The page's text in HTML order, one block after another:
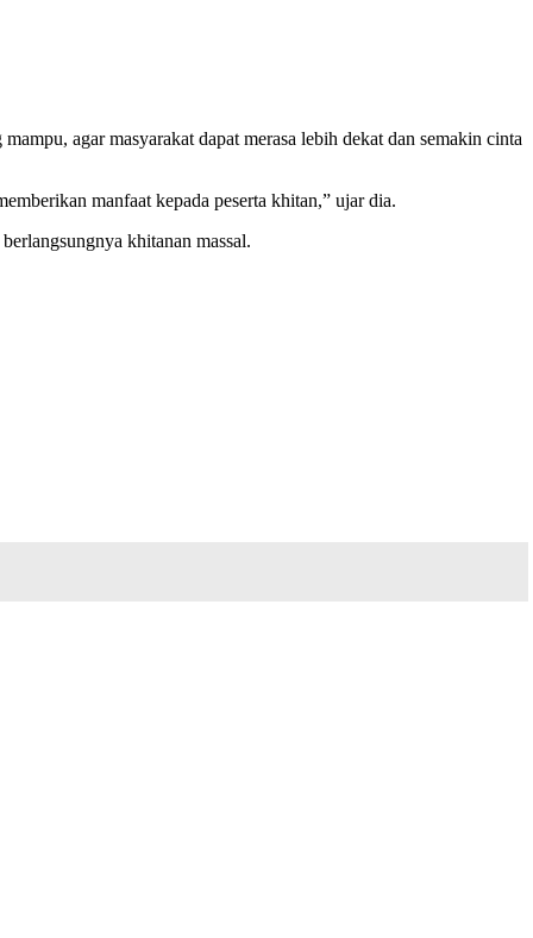
agar masyarakat dapat merasa lebih dekat dan semakin cinta
manfaat kepada peserta khitan,” ujar dia.
khitanan massal.